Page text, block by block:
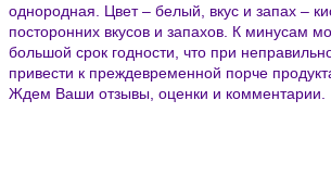
однородная. Цвет – белый, вкус и запах –
посторонних вкусов и запахов. К минусам
большой срок годности, что при
привести к преждевременной порче
Ждем Ваши отзывы, оценки и комментарии.